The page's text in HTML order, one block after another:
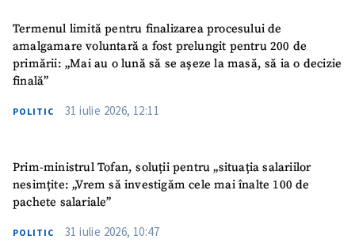
Termenul limită pentru finalizarea procesului de
amalgamare voluntară a fost prelungit pentru 200 de
primării: „Mai au o lună să se așeze la masă, să ia o decizie
finală”
POLITIC 31 iulie 2026, 12:11
Prim-ministrul Tofan, soluții pentru „situația salariilor
nesimțite: „Vrem să investigăm cele mai înalte 100 de
pachete salariale”
POLITIC 31 iulie 2026, 10:47